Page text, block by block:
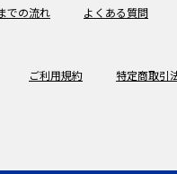
での流れ よくある質問
ご利用規約 特定商取引